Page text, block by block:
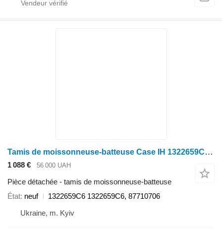
Tamis de moissonneuse-batteuse Case IH 1322659C6 pour Case Resheto Verkhnie Kukurudziane
1 088 € 56 000 UAH
Pièce détachée - tamis de moissonneuse-batteuse
État neuf
1322659C6 1322659C6, 87710706
Ukraine, m. Kyiv